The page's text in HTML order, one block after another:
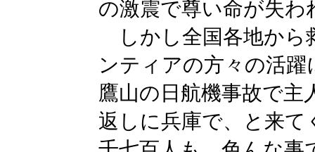
の激震で尊い命が失わ
しかし全国各地から
ンティアの方々の活
鷹山の日航機事故で主
返しに兵庫で、と来て